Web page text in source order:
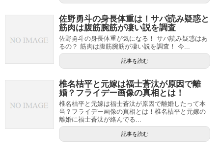
佐野勇斗の身長体重は！サバ読み疑惑と
筋肉は腹筋腕筋が凄い説を調査
佐野勇斗の身長体重が気になる！ サバ読み疑惑はあ
るの？ 筋肉は腹筋腕筋が凄い説を調査！ 今...
記事を読む
椎名桔平と元嫁は福士蒼汰が原因で離
婚？フライデー画像の真相とは！
椎名桔平と元嫁は福士蒼汰が原因で離婚したって本
当？フライデー画像の真相とは！椎名桔平と元嫁の
離婚に福士蒼汰が絡んでる...
記事を読む